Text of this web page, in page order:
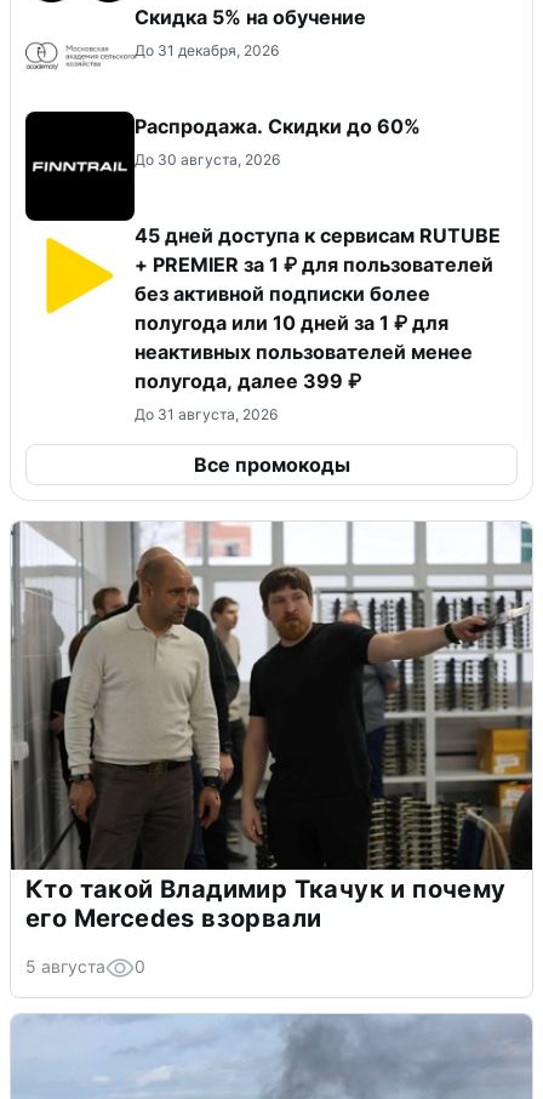
Скидка 5% на обучение
До 31 декабря, 2026
Распродажа. Скидки до 60%
До 30 августа, 2026
45 дней доступа к сервисам RUTUBE
+ PREMIER за 1 ₽ для пользователей
без активной подписки более
полугода или 10 дней за 1 ₽ для
неактивных пользователей менее
полугода, далее 399 ₽
До 31 августа, 2026
Все промокоды
Кто такой Владимир Ткачук и почему
его Mercedes взорвали
5 августа 0